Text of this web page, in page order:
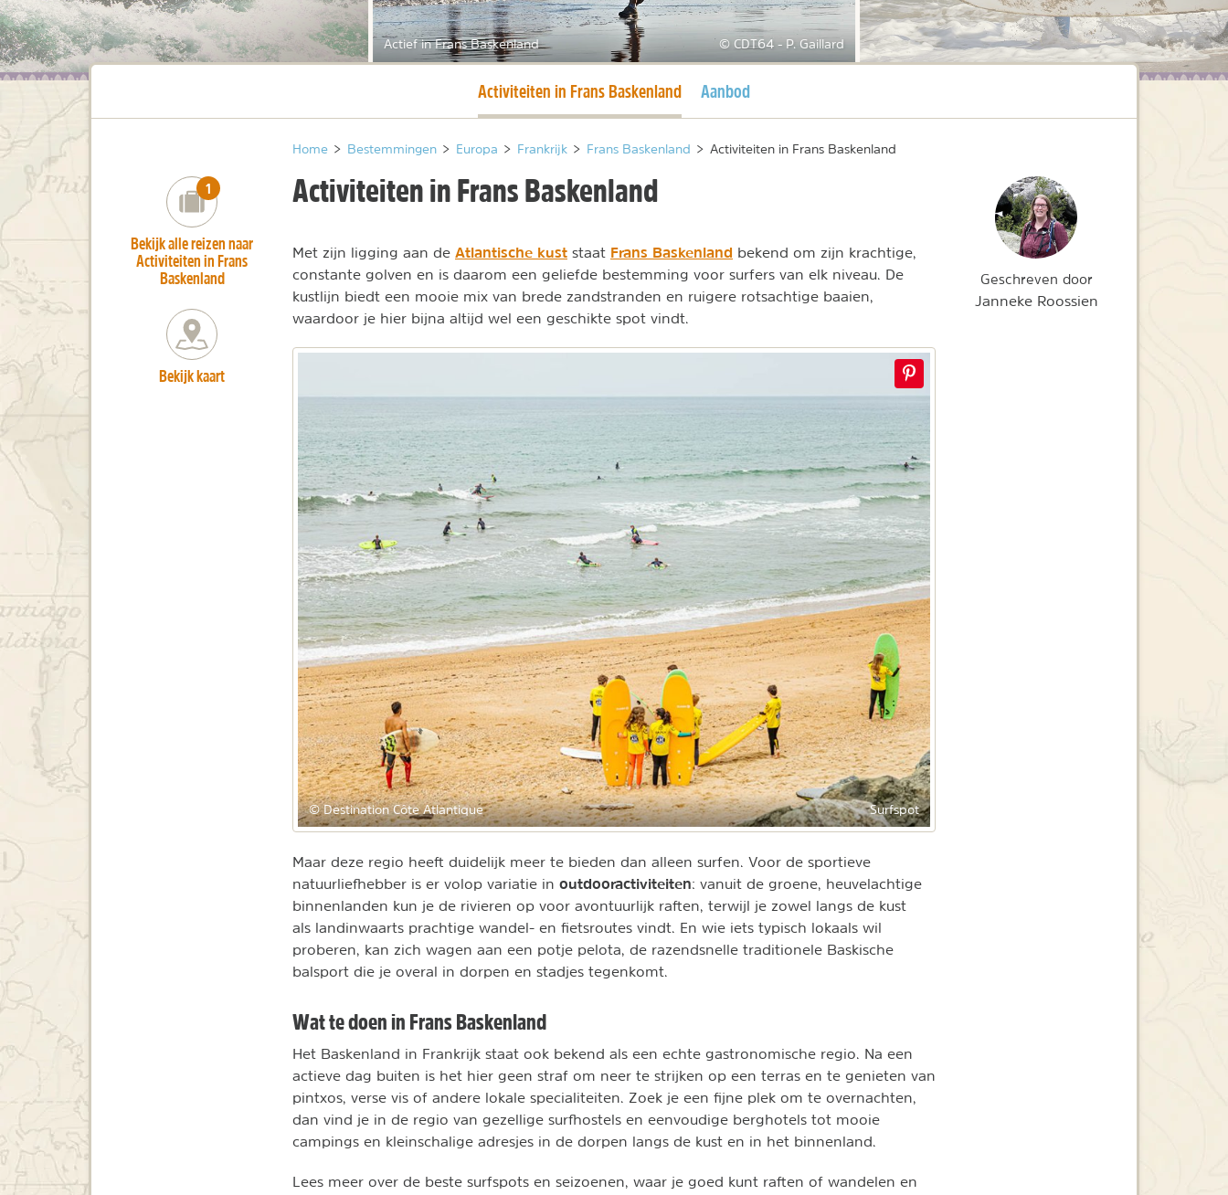
Actief in Frans Baskenland © CDT64 - P. Gaillard
Huidige pagina
Activiteiten in Frans Baskenland Aanbod
Home > Bestemmingen > Europa > Frankrijk > Frans Baskenland > Activiteiten in Frans Baskenland
Activiteiten in Frans Baskenland
Met zijn ligging aan de Atlantische kust staat Frans Baskenland bekend om zijn krachtige,
constante golven en is daarom een geliefde bestemming voor surfers van elk niveau. De
kustlijn biedt een mooie mix van brede zandstranden en ruigere rotsachtige baaien,
waardoor je hier bijna altijd wel een geschikte spot vindt.
© Destination Côte Atlantique Surfspot
Maar deze regio heeft duidelijk meer te bieden dan alleen surfen. Voor de sportieve
natuurliefhebber is er volop variatie in outdooractiviteiten: vanuit de groene, heuvelachtige
binnenlanden kun je de rivieren op voor avontuurlijk raften, terwijl je zowel langs de kust
als landinwaarts prachtige wandel- en fietsroutes vindt. En wie iets typisch lokaals wil
proberen, kan zich wagen aan een potje pelota, de razendsnelle traditionele Baskische
balsport die je overal in dorpen en stadjes tegenkomt.
Wat te doen in Frans Baskenland
Het Baskenland in Frankrijk staat ook bekend als een echte gastronomische regio. Na een
actieve dag buiten is het hier geen straf om neer te strijken op een terras en te genieten van
pintxos, verse vis of andere lokale specialiteiten. Zoek je een fijne plek om te overnachten,
dan vind je in de regio van gezellige surfhostels en eenvoudige berghotels tot mooie
campings en kleinschalige adresjes in de dorpen langs de kust en in het binnenland.
Lees meer over de beste surfspots en seizoenen, waar je goed kunt raften of wandelen en
number_of_trips:
1
Bekijk alle reizen naar
Activiteiten in Frans
Baskenland
Bekijk kaart
Geschreven door
Janneke Roossien